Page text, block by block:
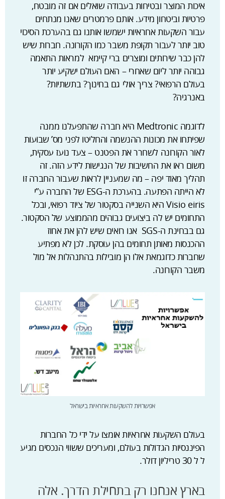
איכות המוצר ובטיחות בעבודה שואלים אם זה מובטח,
פרטיות וביטחון מידע. אותם פרמטרים שאנו מנתחים
עבור השקעות אחראיות ישמשו אותנו גם בהערכת הסיכוי
טוב יותר לעבור תקופת משבר כמו הקורונה. חברות שיש
להן כבר שירותים ומוצרים ברי קיימא למראות התאמה
גבוהה יותר ליום שאחרי – האם העולם ישקיע יותר
בעולם הרפואי? צריך אולי גם בחינוך? בתשתיות?
באנרגיה?
לדוגמה Medtronic היא חברה שהתפעלנו ממנה
שפיתחו את מכונות ההנשמה והחליטו לפני מס’ שבועות
לאור הקורונה לשחרר את הפטנט – צעד נועז עסקית,
משום ראו את החשיבות של הנגישות לידע הזה. זה
תהליך מאוד יפה – מה שמעניין לראות שעבור החברה זו
לא הייתה הפתעה. בהערכת ה-ESG של החברה ע”י
Visio eiris היא השנייה בסקטור של ציוד רפואי, ובכל
התחומים יש לה ביצועים גבוהים מהממוצע של הסקטור.
גם בבחינת ה-SGS אנו רואים שיש להן את אחוז
ההכנסות מאותן תחומים בהן עוסקת. לכן לא מפתיע
שחברות כדוגמאת אלו הן מובילות בהתנהלות אל מול
משבר הקורונה.
אפשרויות להשקעות אחראיות בישראל
בעולם השקעות אחראיות אומצו על ידי כל החברות
הפיננסיות הגדולות בעולם, ומעריכים ששווי הנכסים מגיע
ל ל 30 טריליון דולר.
בארץ אנחנו רק בתחילת הדרך. אלה